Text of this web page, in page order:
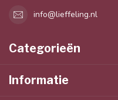
info@lieffeling.nl
Categorieën
Informatie